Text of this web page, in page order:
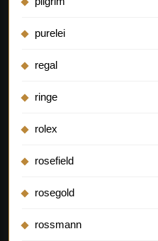
purelei
regal
ringe
rolex
rosefield
rosegold
rossmann